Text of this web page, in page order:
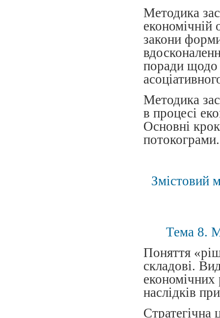
Методика
економічній
закони
поради щодо
Методика
в процесі
Основні
потокограми.
Змістовий
Тема 8.
Поняття
складові.
наслідків
Стратегічна